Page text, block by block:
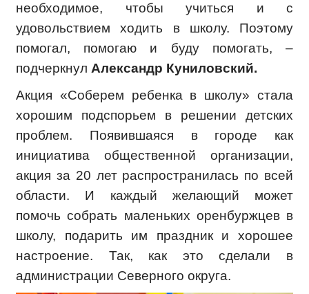
необходимое, чтобы учиться и с
удовольствием ходить в школу. Поэтому
помогал, помогаю и буду помогать, –
подчеркнул Александр Куниловский.
Акция «Соберем ребенка в школу» стала
хорошим подспорьем в решении детских
проблем. Появившаяся в городе как
инициатива общественной организации,
акция за 20 лет распространилась по всей
области. И каждый желающий может
помочь собрать маленьких оренбуржцев в
школу, подарить им праздник и хорошее
настроение. Так, как это сделали в
администрации Северного округа.